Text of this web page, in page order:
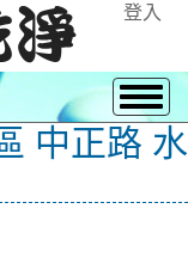
登入
中正路 水